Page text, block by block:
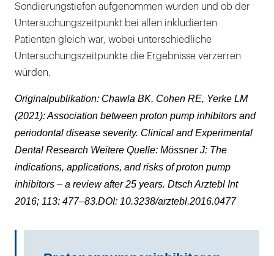
Sondierungstiefen aufgenommen wurden und ob der
Untersuchungszeitpunkt bei allen inkludierten
Patienten gleich war, wobei unterschiedliche
Untersuchungszeitpunkte die Ergebnisse verzerren
würden.
Originalpublikation: Chawla BK, Cohen RE, Yerke LM
(2021): Association between proton pump inhibitors and
periodontal disease severity. Clinical and Experimental
Dental Research Weitere Quelle: Mössner J: The
indications, applications, and risks of proton pump
inhibitors – a review after 25 years. Dtsch Arztebl Int
2016; 113: 477–83.DOI: 10.3238/arztebl.2016.0477